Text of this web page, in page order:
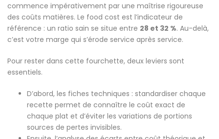
commence impérativement par une maîtrise rigoureuse
des coûts matières. Le food cost est l’indicateur de
référence : un ratio sain se situe entre 28 et 32 %. Au-delà,
c’est votre marge qui s’érode service après service.
Pour rester dans cette fourchette, deux leviers sont
essentiels.
D’abord, les fiches techniques : standardiser chaque
recette permet de connaître le coût exact de
chaque plat et d’éviter les variations de portions
sources de pertes invisibles.